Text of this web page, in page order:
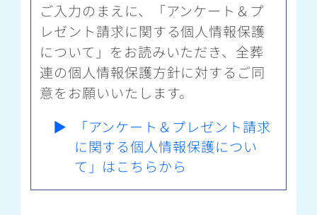
ご入力のまえに、「アンケート＆プ
レゼント請求に関する個人情報保護
について」をお読みいただき、全葬
連の個人情報保護方針に対するご同
意をお願いいたします。
▶
「アンケート＆プレゼント請求
に関する個人情報保護につい
て」はこちらから